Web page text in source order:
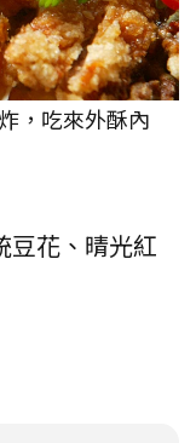
，吃來外酥內
豆花、晴光紅